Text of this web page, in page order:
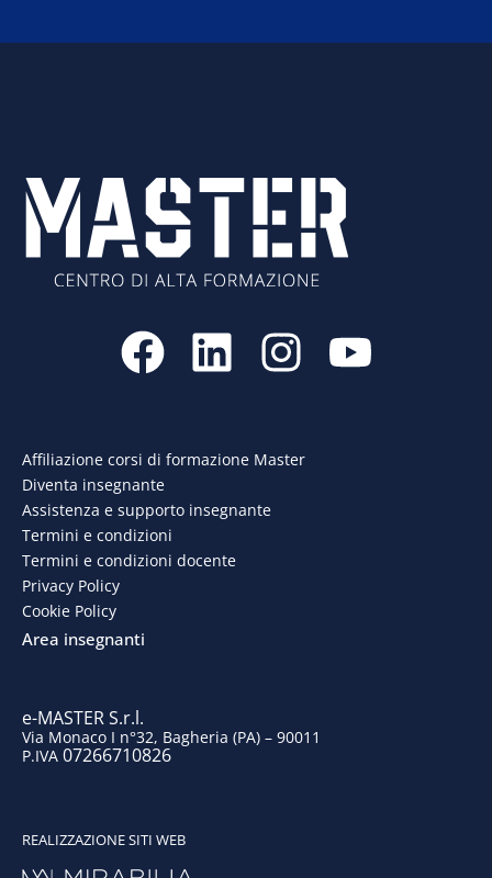
F
a
e
b
o
k
L
i
k
e
d
I
n
t
Y
o
Affiliazione corsi di formazione Master
Diventa insegnante
Assistenza e supporto insegnante
Termini e condizioni
Termini e condizioni docente
Privacy Policy
Cookie Policy
Area insegnanti
e-MASTER S.r.l.
Via Monaco I n°32, Bagheria (PA) – 90011
P.IVA 07266710826
REALIZZAZIONE SITI WEB